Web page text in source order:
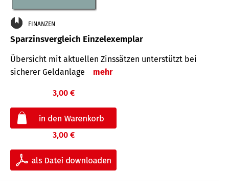
FINANZEN
Sparzinsvergleich Einzelexemplar
Übersicht mit aktuellen Zinssätzen unterstützt bei
sicherer Geldanlage
mehr
3,00 €
3,00 €